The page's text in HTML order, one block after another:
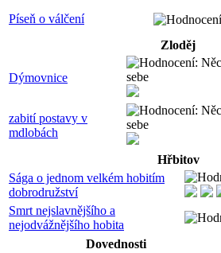
Píseň o válčení
Zloděj
Dýmovnice
zabití postavy v
mdlobách
Hřbitov
Sága o jednom velkém hobitím
dobrodružství
Smrt nejslavnějšího a
nejodvážnějšího hobita
Dovednosti